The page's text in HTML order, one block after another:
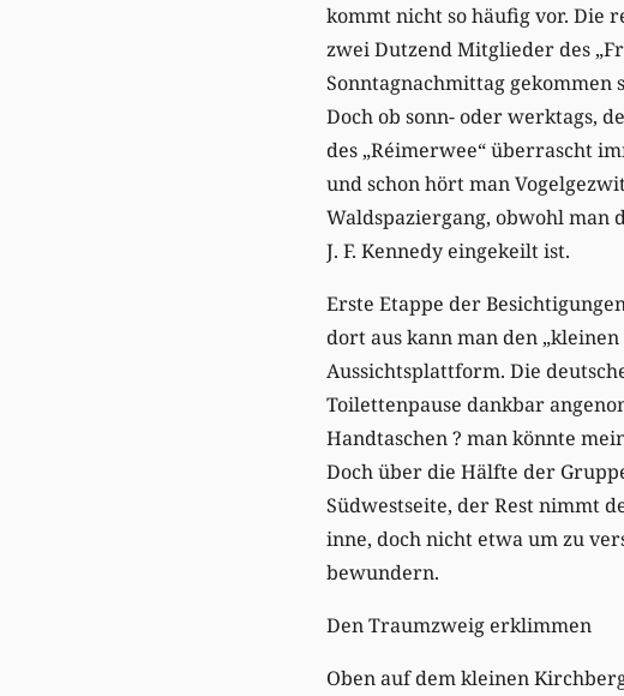
kommt nicht so häufig vor. Die
zwei Dutzend Mitglieder des
Sonntagnachmittag
Doch ob sonn- oder werktags,
des „Réimerwee“ überrascht
und schon hört man
Waldspaziergang, obwohl man
J. F. Kennedy eingekeilt ist.
Erste Etappe der
dort aus kann man den
Aussichtsplattform. Die
Toilettenpause dankbar
Handtaschen ? man könnte
Doch über die Hälfte der
Südwestseite, der Rest nimmt
inne, doch nicht etwa um zu
bewundern.
Den Traumzweig erklimmen
Oben auf dem kleinen